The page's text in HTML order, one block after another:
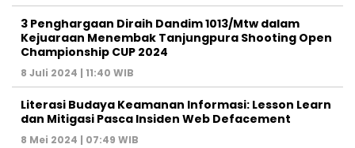
3 Penghargaan Diraih Dandim 1013/Mtw dalam
Kejuaraan Menembak Tanjungpura Shooting Open
Championship CUP 2024
8 Juli 2024 | 11:40 WIB
Literasi Budaya Keamanan Informasi: Lesson Learn
dan Mitigasi Pasca Insiden Web Defacement
8 Mei 2024 | 07:49 WIB